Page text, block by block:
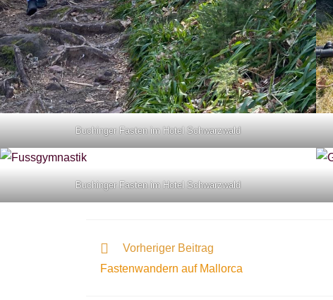
Buchinger Fasten im Hotel Schwarzwald
Buchinger Fasten im Hotel Schwarzwald
Vorheriger Beitrag
Fastenwandern auf Mallorca